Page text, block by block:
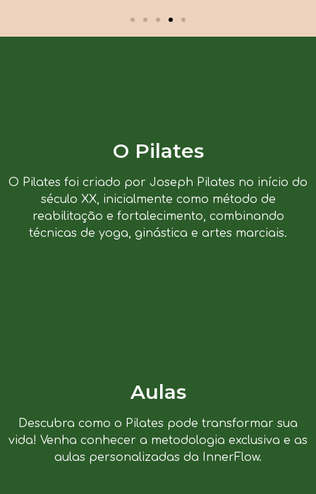
O Pilates
O Pilates foi criado por Joseph Pilates no início do
século XX, inicialmente como método de
reabilitação e fortalecimento, combinando
técnicas de yoga, ginástica e artes marciais.
Aulas
Descubra como o Pilates pode transformar sua
vida! Venha conhecer a metodologia exclusiva e as
aulas personalizadas da InnerFlow.